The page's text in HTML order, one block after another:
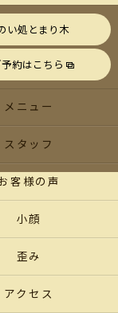
い処とまり木
約はこちら
メニュー
スタッフ
客様の声
小顔
歪み
アクセス